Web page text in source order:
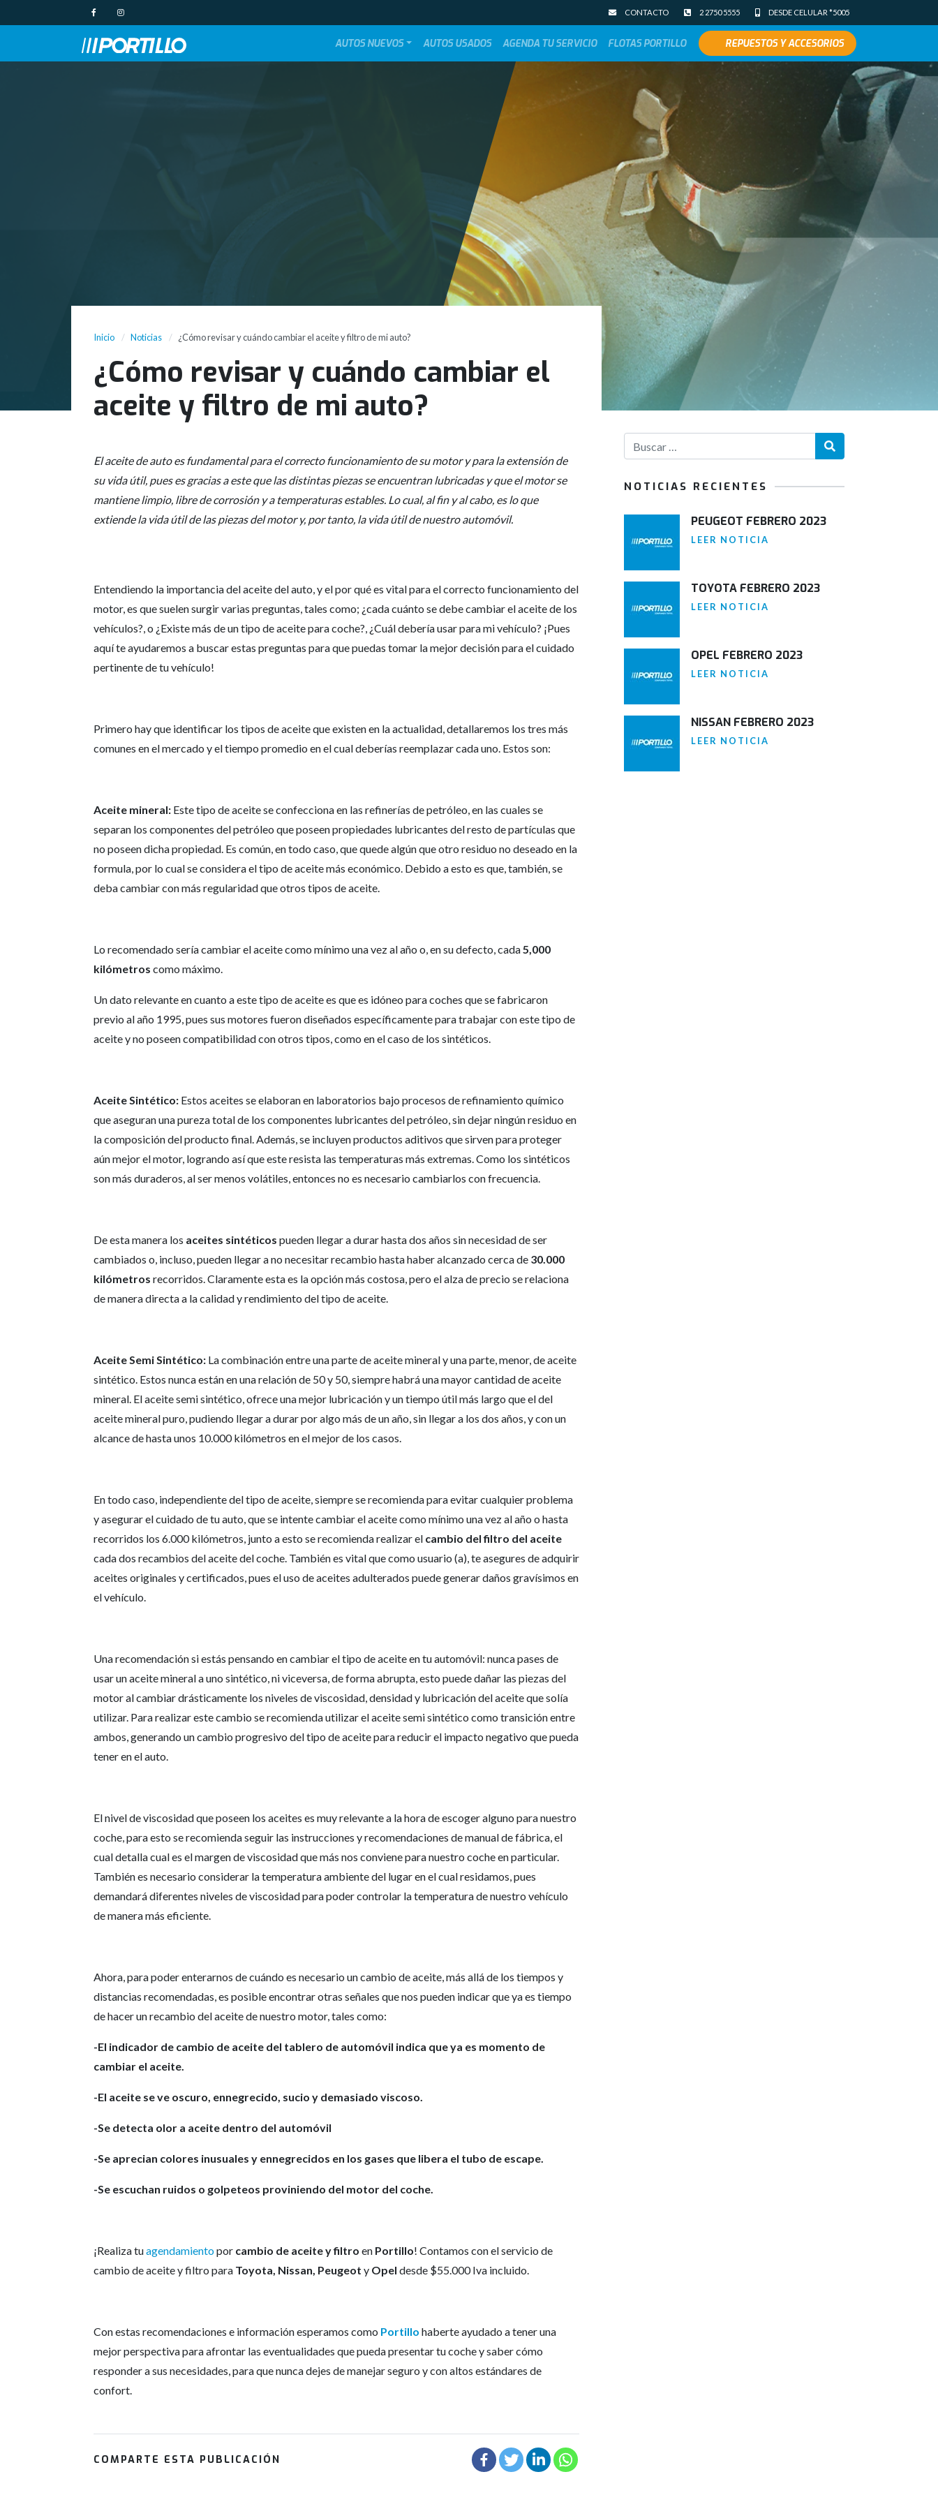
CONTACTO 2 2750 5555 DESDE CELULAR *5005
AUTOS NUEVOS AUTOS USADOS AGENDA TU SERVICIO FLOTAS PORTILLO REPUESTOS Y ACCESORIOS
Inicio Noticias ¿Cómo revisar y cuándo cambiar el aceite y filtro de mi auto?
¿Cómo revisar y cuándo cambiar el
aceite y filtro de mi auto?
El aceite de auto es fundamental para el correcto funcionamiento de su motor y para la extensión de
su vida útil, pues es gracias a este que las distintas piezas se encuentran lubricadas y que el motor se
mantiene limpio, libre de corrosión y a temperaturas estables. Lo cual, al fin y al cabo, es lo que
extiende la vida útil de las piezas del motor y, por tanto, la vida útil de nuestro automóvil.
Entendiendo la importancia del aceite del auto, y el por qué es vital para el correcto funcionamiento del
motor, es que suelen surgir varias preguntas, tales como; ¿cada cuánto se debe cambiar el aceite de los
vehículos?, o ¿Existe más de un tipo de aceite para coche?, ¿Cuál debería usar para mi vehículo? ¡Pues
aquí te ayudaremos a buscar estas preguntas para que puedas tomar la mejor decisión para el cuidado
pertinente de tu vehículo!
Primero hay que identificar los tipos de aceite que existen en la actualidad, detallaremos los tres más
comunes en el mercado y el tiempo promedio en el cual deberías reemplazar cada uno. Estos son:
Aceite mineral: Este tipo de aceite se confecciona en las refinerías de petróleo, en las cuales se
separan los componentes del petróleo que poseen propiedades lubricantes del resto de partículas que
no poseen dicha propiedad. Es común, en todo caso, que quede algún que otro residuo no deseado en la
formula, por lo cual se considera el tipo de aceite más económico. Debido a esto es que, también, se
deba cambiar con más regularidad que otros tipos de aceite.
Lo recomendado sería cambiar el aceite como mínimo una vez al año o, en su defecto, cada5,000
kilómetros como máximo.
Un dato relevante en cuanto a este tipo de aceite es que es idóneo para coches que se fabricaron
previo al año 1995, pues sus motores fueron diseñados específicamente para trabajar con este tipo de
aceite y no poseen compatibilidad con otros tipos, como en el caso de los sintéticos.
Aceite Sintético: Estos aceites se elaboran en laboratorios bajo procesos de refinamiento químico
que aseguran una pureza total de los componentes lubricantes del petróleo, sin dejar ningún residuo en
la composición del producto final. Además, se incluyen productos aditivos que sirven para proteger
aún mejor el motor, logrando así que este resista las temperaturas más extremas. Como los sintéticos
son más duraderos, al ser menos volátiles, entonces no es necesario cambiarlos con frecuencia.
De esta manera los aceites sintéticos pueden llegar a durar hasta dos años sin necesidad de ser
cambiados o, incluso, pueden llegar a no necesitar recambio hasta haber alcanzado cerca de 30.000
kilómetros recorridos. Claramente esta es la opción más costosa, pero el alza de precio se relaciona
de manera directa a la calidad y rendimiento del tipo de aceite.
Aceite Semi Sintético: La combinación entre una parte de aceite mineral y una parte, menor, de aceite
sintético. Estos nunca están en una relación de 50 y 50, siempre habrá una mayor cantidad de aceite
mineral. El aceite semi sintético, ofrece una mejor lubricación y un tiempo útil más largo que el del
aceite mineral puro, pudiendo llegar a durar por algo más de un año, sin llegar a los dos años, y con un
alcance de hasta unos 10.000 kilómetros en el mejor de los casos.
En todo caso, independiente del tipo de aceite, siempre se recomienda para evitar cualquier problema
y asegurar el cuidado de tu auto, que se intente cambiar el aceite como mínimo una vez al año o hasta
recorridos los 6.000 kilómetros, junto a esto se recomienda realizar el cambio del filtro del aceite
cada dos recambios del aceite del coche. También es vital que como usuario (a), te asegures de adquirir
aceites originales y certificados, pues el uso de aceites adulterados puede generar daños gravísimos en
el vehículo.
Una recomendación si estás pensando en cambiar el tipo de aceite en tu automóvil: nunca pases de
usar un aceite mineral a uno sintético, ni viceversa, de forma abrupta, esto puede dañar las piezas del
motor al cambiar drásticamente los niveles de viscosidad, densidad y lubricación del aceite que solía
utilizar. Para realizar este cambio se recomienda utilizar el aceite semi sintético como transición entre
ambos, generando un cambio progresivo del tipo de aceite para reducir el impacto negativo que pueda
tener en el auto.
El nivel de viscosidad que poseen los aceites es muy relevante a la hora de escoger alguno para nuestro
coche, para esto se recomienda seguir las instrucciones y recomendaciones de manual de fábrica, el
cual detalla cual es el margen de viscosidad que más nos conviene para nuestro coche en particular.
También es necesario considerar la temperatura ambiente del lugar en el cual residamos, pues
demandará diferentes niveles de viscosidad para poder controlar la temperatura de nuestro vehículo
de manera más eficiente.
Ahora, para poder enterarnos de cuándo es necesario un cambio de aceite, más allá de los tiempos y
distancias recomendadas, es posible encontrar otras señales que nos pueden indicar que ya es tiempo
de hacer un recambio del aceite de nuestro motor, tales como:
-El indicador de cambio de aceite del tablero de automóvil indica que ya es momento de
cambiar el aceite.
-El aceite se ve oscuro, ennegrecido, sucio y demasiado viscoso.
-Se detecta olor a aceite dentro del automóvil
-Se aprecian colores inusuales y ennegrecidos en los gases que libera el tubo de escape.
-Se escuchan ruidos o golpeteos proviniendo del motor del coche.
¡Realiza tuagendamientopor cambio de aceite y filtro en Portillo! Contamos con el servicio de
cambio de aceite y filtro para Toyota, Nissan, Peugeot y Opel desde $55.000 Iva incluido.
Con estas recomendaciones e información esperamos como Portillo haberte ayudado a tener una
mejor perspectiva para afrontar las eventualidades que pueda presentar tu coche y saber cómo
responder a sus necesidades, para que nunca dejes de manejar seguro y con altos estándares de
confort.
COMPARTE ESTA PUBLICACIÓN
NOTICIAS RECIENTES
PEUGEOT FEBRERO 2023
LEER NOTICIA
TOYOTA FEBRERO 2023
LEER NOTICIA
OPEL FEBRERO 2023
LEER NOTICIA
NISSAN FEBRERO 2023
LEER NOTICIA